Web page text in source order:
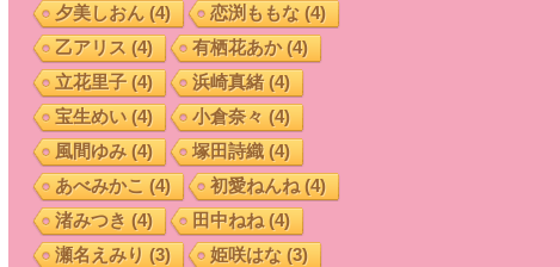
夕美しおん (4) 恋渕ももな (4)
乙アリス (4) 有栖花あか(4)
立花里子(4) 浜崎真緒(4)
宝生めい(4) 小倉奈々 (4)
風間ゆみ(4) 塚田詩織(4)
あべみかこ (4) 初愛ねんね (4)
渚みつき (4) 田中ねね (4)
瀬名えみり (3) 姫咲はな (3)